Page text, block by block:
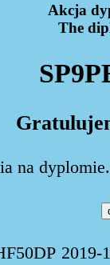
Akcja
The
na
2019-